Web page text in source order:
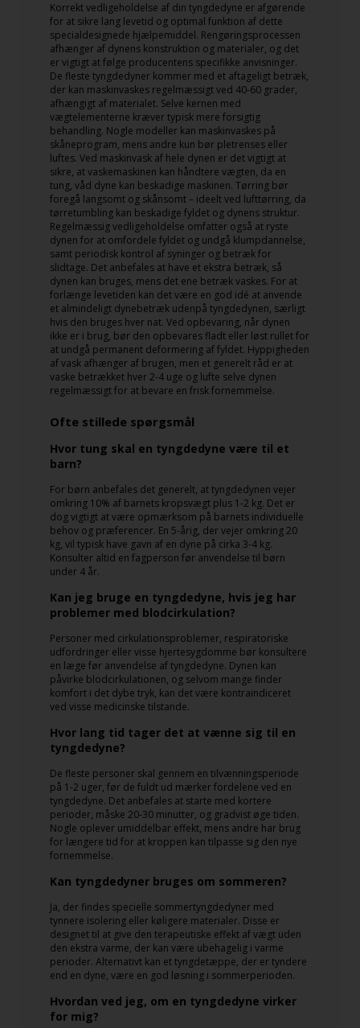
Korrekt vedligeholdelse af din tyngdedyne er afgørende
for at sikre lang levetid og optimal funktion af dette
specialdesignede hjælpemiddel. Rengøringsprocessen
afhænger af dynens konstruktion og materialer, og det
er vigtigt at følge producentens specifikke anvisninger.
De fleste tyngdedyner kommer med et aftageligt betræk,
der kan maskinvaskes regelmæssigt ved 40-60 grader,
afhængigt af materialet. Selve kernen med
vægtelementerne kræver typisk mere forsigtig
behandling. Nogle modeller kan maskinvaskes på
skåneprogram, mens andre kun bør pletrenses eller
luftes. Ved maskinvask af hele dynen er det vigtigt at
sikre, at vaskemaskinen kan håndtere vægten, da en
tung, våd dyne kan beskadige maskinen. Tørring bør
foregå langsomt og skånsomt – ideelt ved lufttørring, da
tørretumbling kan beskadige fyldet og dynens struktur.
Regelmæssig vedligeholdelse omfatter også at ryste
dynen for at omfordele fyldet og undgå klumpdannelse,
samt periodisk kontrol af syninger og betræk for
slidtage. Det anbefales at have et ekstra betræk, så
dynen kan bruges, mens det ene betræk vaskes. For at
forlænge levetiden kan det være en god idé at anvende
et almindeligt dynebetræk udenpå tyngdedynen, særligt
hvis den bruges hver nat. Ved opbevaring, når dynen
ikke er i brug, bør den opbevares fladt eller løst rullet for
at undgå permanent deformering af fyldet. Hyppigheden
af vask afhænger af brugen, men et generelt råd er at
vaske betrækket hver 2-4 uge og lufte selve dynen
regelmæssigt for at bevare en frisk fornemmelse.
Ofte stillede spørgsmål
Hvor tung skal en tyngdedyne være til et
barn?
For børn anbefales det generelt, at tyngdedynen vejer
omkring 10% af barnets kropsvægt plus 1-2 kg. Det er
dog vigtigt at være opmærksom på barnets individuelle
behov og præferencer. En 5-årig, der vejer omkring 20
kg, vil typisk have gavn af en dyne på cirka 3-4 kg.
Konsulter altid en fagperson før anvendelse til børn
under 4 år.
Kan jeg bruge en tyngdedyne, hvis jeg har
problemer med blodcirkulation?
Personer med cirkulationsproblemer, respiratoriske
udfordringer eller visse hjertesygdomme bør konsultere
en læge før anvendelse af tyngdedyne. Dynen kan
påvirke blodcirkulationen, og selvom mange finder
komfort i det dybe tryk, kan det være kontraindiceret
ved visse medicinske tilstande.
Hvor lang tid tager det at vænne sig til en
tyngdedyne?
De fleste personer skal gennem en tilvænningsperiode
på 1-2 uger, før de fuldt ud mærker fordelene ved en
tyngdedyne. Det anbefales at starte med kortere
perioder, måske 20-30 minutter, og gradvist øge tiden.
Nogle oplever umiddelbar effekt, mens andre har brug
for længere tid for at kroppen kan tilpasse sig den nye
fornemmelse.
Kan tyngdedyner bruges om sommeren?
Ja, der findes specielle sommertyngdedyner med
tynnere isolering eller køligere materialer. Disse er
designet til at give den terapeutiske effekt af vægt uden
den ekstra varme, der kan være ubehagelig i varme
perioder. Alternativt kan et tyngdetæppe, der er tyndere
end en dyne, være en god løsning i sommerperioden.
Hvordan ved jeg, om en tyngdedyne virker
for mig?